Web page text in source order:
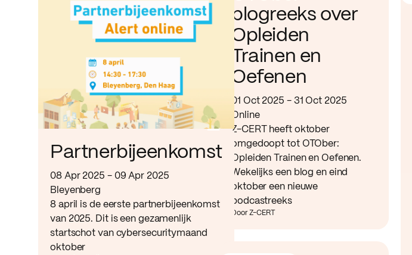
blogreeks over
Opleiden
Trainen en
Oefenen
01 Oct 2025 - 31 Oct 2025
Online
Z-CERT heeft oktober
omgedoopt tot OTOber:
Opleiden Trainen en Oefenen.
Wekelijks een blog en eind
oktober een nieuwe
podcastreeks
Door Z-CERT
Partnerbijeenkomst
08 Apr 2025 - 09 Apr 2025
Bleyenberg
8 april is de eerste partnerbijeenkomst
van 2025. Dit is een gezamenlijk
startschot van cybersecuritymaand
oktober